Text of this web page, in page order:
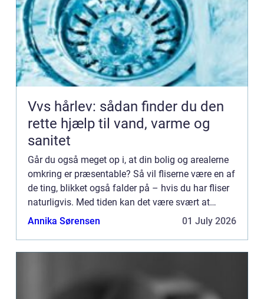
Vvs hårlev: sådan finder du den
rette hjælp til vand, varme og
sanitet
Går du også meget op i, at din bolig og arealerne
omkring er præsentable? Så vil fliserne være en af
de ting, blikket også falder på – hvis du har fliser
naturligvis. Med tiden kan det være svært at
undgå, at det danske vejr ikke sætter sine sp...
Annika Sørensen 01 July 2026